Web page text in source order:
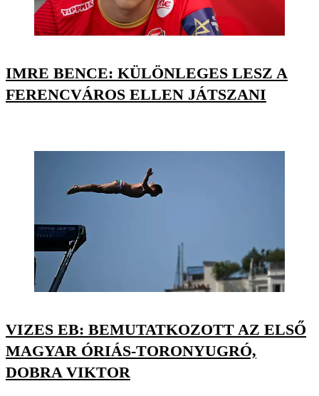
IMRE BENCE: KÜLÖNLEGES LESZ A
FERENCVÁROS ELLEN JÁTSZANI
VIZES EB: BEMUTATKOZOTT AZ ELSŐ
MAGYAR ÓRIÁS-TORONYUGRÓ,
DOBRA VIKTOR